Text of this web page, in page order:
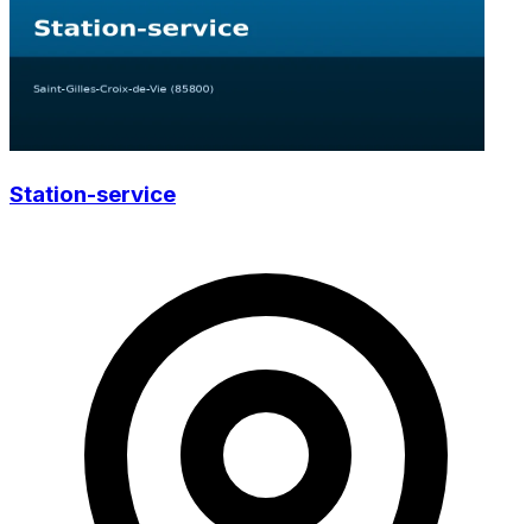
Station-service